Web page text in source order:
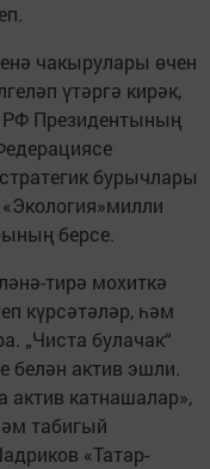
чакырулары өчен
үтәргә кирәк,
РФ Президентының
бурычлары
берсе.
тирә мохиткә
күрсәтәләр, һәм
„Чиста булачак“
белән актив эшли.
актив катнашалар»,
табигый
«Татар-